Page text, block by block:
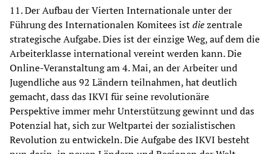
11. Der Aufbau der Vierten Internationale unter der
Führung des Internationalen Komitees istdiezentrale
strategische Aufgabe. Dies ist der einzige Weg, auf dem die
Arbeiterklasse international vereint werden kann. Die
Online-Veranstaltung am 4. Mai, an der Arbeiter und
Jugendliche aus 92 Ländern teilnahmen, hat deutlich
gemacht, dass das IKVI für seine revolutionäre
Perspektive immer mehr Unterstützung gewinnt und das
Potenzial hat, sich zur Weltpartei der sozialistischen
Revolution zu entwickeln. Die Aufgabe des IKVI besteht